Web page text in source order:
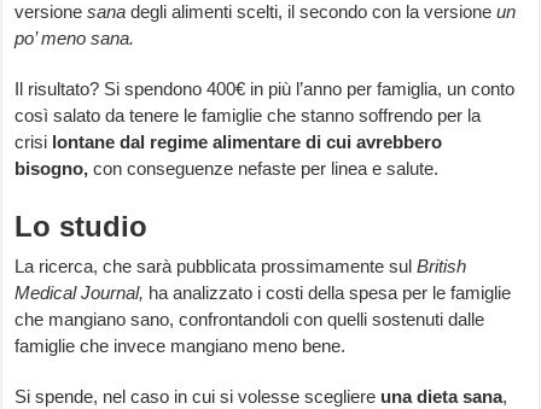
versionesana degli alimenti scelti, il secondo con la versioneun
po’ meno sana.
Il risultato? Si spendono 400€ in più l’anno per famiglia, un conto
così salato da tenere le famiglie che stanno soffrendo per la
crisi lontane dal regime alimentare di cui avrebbero
bisogno,con conseguenze nefaste per linea e salute.
Lo studio
La ricerca, che sarà pubblicata prossimamente sulBritish
Medical Journal, ha analizzato i costi della spesa per le famiglie
che mangiano sano, confrontandoli con quelli sostenuti dalle
famiglie che invece mangiano meno bene.
Si spende, nel caso in cui si volesse scegliere una dieta sana,